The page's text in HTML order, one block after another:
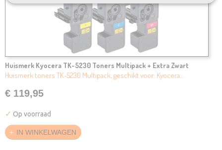
Huismerk Kyocera TK-5230 Toners Multipack + Extra Zwart
Huismerk toners TK-5230 Multipack, geschikt voor: Kyocera…
€ 119,95
✓ Op voorraad
IN WINKELWAGEN